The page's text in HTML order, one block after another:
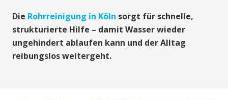
Die Rohrreinigung in Köln sorgt für schnelle,
strukturierte Hilfe – damit Wasser wieder
ungehindert ablaufen kann und der Alltag
reibungslos weitergeht.